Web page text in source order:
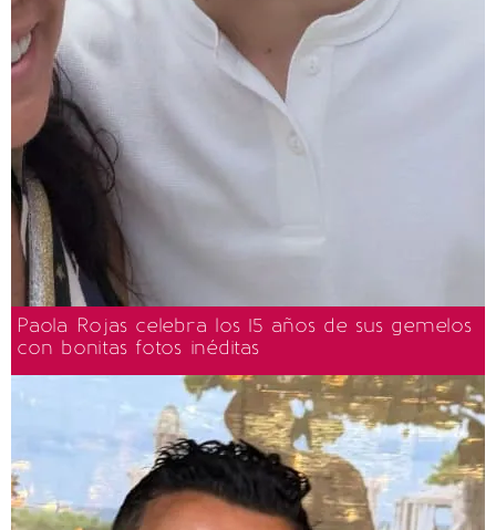
Paola Rojas celebra los 15 años de sus gemelos
con bonitas fotos inéditas